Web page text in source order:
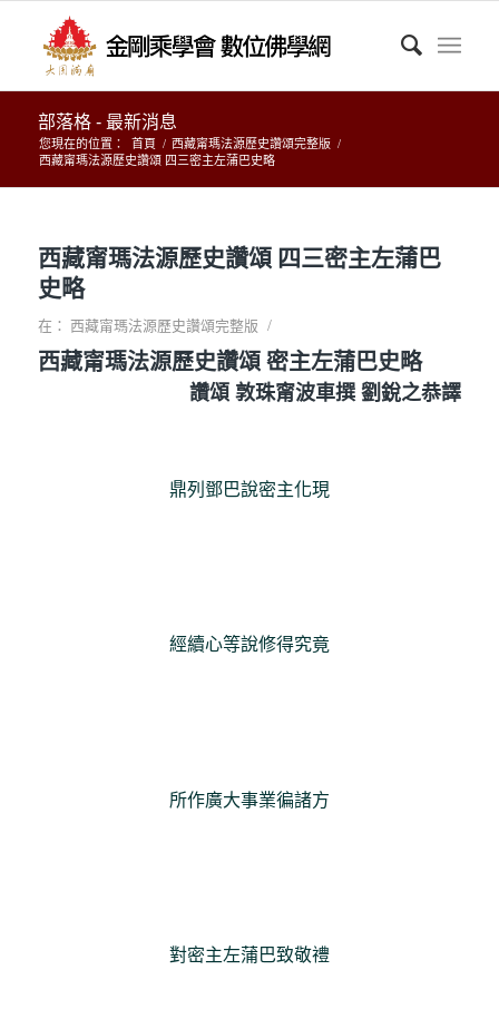
部落格 - 最新消息
您現在的位置： 首頁 / 西藏甯瑪法源歷史讚頌完整版 /
西藏甯瑪法源歷史讚頌 四三密主左蒲巴史略
西藏甯瑪法源歷史讚頌 四三密主左蒲巴
史略
在： 西藏甯瑪法源歷史讚頌完整版 /
西藏甯瑪法源歷史讚頌 密主左蒲巴史略
讚頌 敦珠甯波車撰 劉銳之恭譯
鼎列鄧巴說密主化現
經續心等說修得究竟
所作廣大事業徧諸方
對密主左蒲巴致敬禮